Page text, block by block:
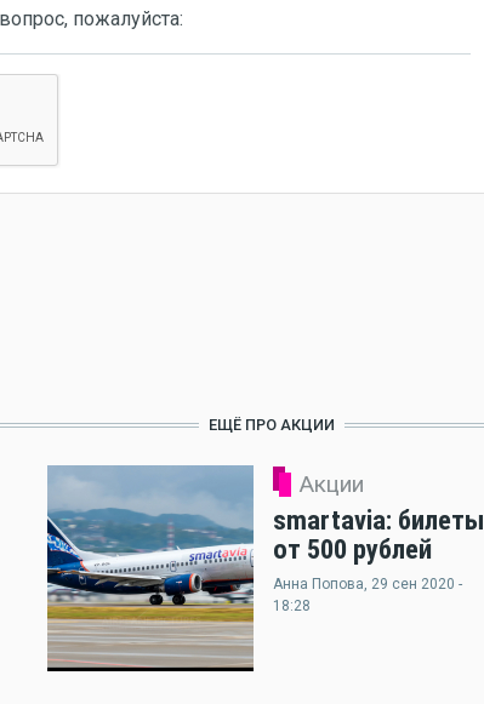
пожалуйста:
ЕЩЁ ПРО АКЦИИ
Акции
smartavia: билеты
от 500 рублей
Анна Попова, 29 сен 2020 -
18:28